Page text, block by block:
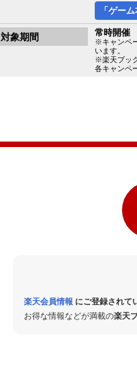
「ゲー
対象期間 常時開催
※キャンペ
います。
※楽天ブッ
各キャンペ
楽天会員情報 にご登録されて
お得な情報などが満載の楽天